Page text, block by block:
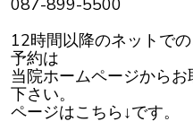
087-899-5500
12時間以降のネットで
予約は
当院ホームページからお
下さい。
ページはこちら↓です。